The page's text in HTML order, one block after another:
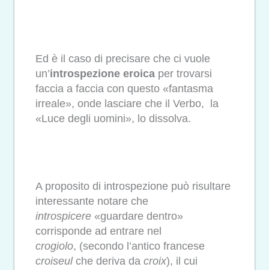
Ed è il caso di precisare che ci vuole
un’introspezione eroica per trovarsi
faccia a faccia con questo «fantasma
irreale», onde lasciare che il Verbo, la
«Luce degli uomini», lo dissolva.
A proposito di introspezione può risultare
interessante notare che
introspicere «guardare dentro»
corrisponde ad entrare nel
crogiolo, (secondo l’antico francese
croiseul che deriva da croix), il cui